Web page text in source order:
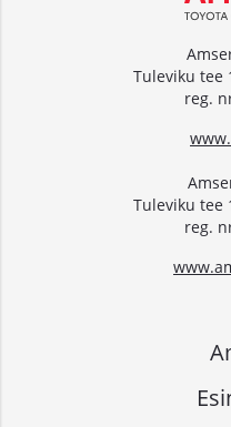
Tuleviku tee
reg.
Tuleviku tee
reg.